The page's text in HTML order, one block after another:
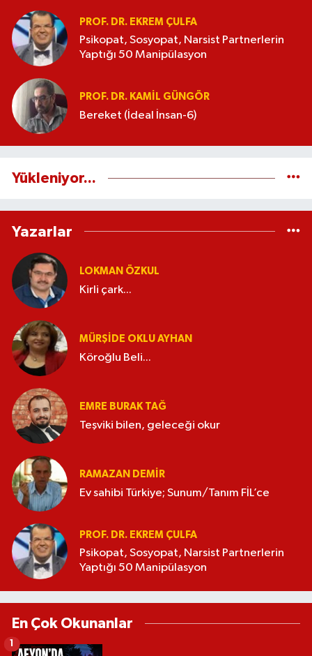
PROF. DR. EKREM ÇULFA
Psikopat, Sosyopat, Narsist Partnerlerin
Yaptığı 50 Manipülasyon
PROF. DR. KAMIL GÜNGÖR
Bereket (İdeal İnsan-6)
Yükleniyor...
Yazarlar
LOKMAN ÖZKUL
Kirli çark...
MÜRŞIDE OKLU AYHAN
Köroğlu Beli...
EMRE BURAK TAĞ
Teşviki bilen, geleceği okur
RAMAZAN DEMİR
Ev sahibi Türkiye; Sunum/Tanım FİL’ce
PROF. DR. EKREM ÇULFA
Psikopat, Sosyopat, Narsist Partnerlerin
Yaptığı 50 Manipülasyon
En Çok Okunanlar
1